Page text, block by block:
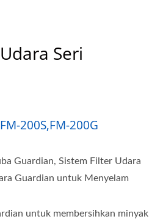
Seri
200S,FM-200G
Guardian, Sistem Filter Udara
Guardian untuk Menyelam
untuk membersihkan minyak